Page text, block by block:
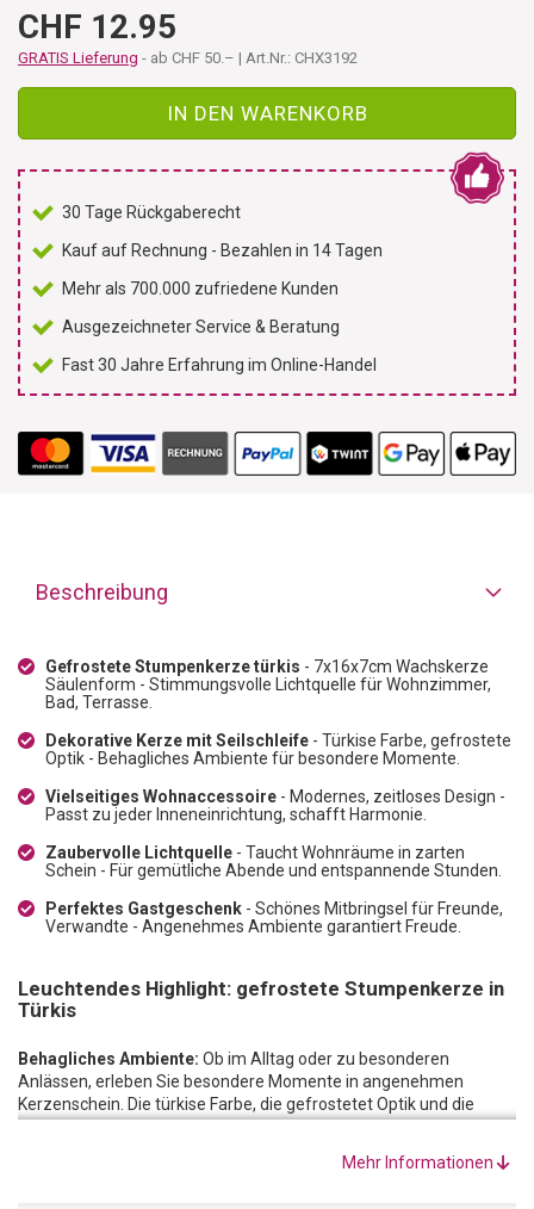
CHF 12.95
GRATIS Lieferung - ab CHF 50.– | Art.Nr.: CHX3192
IN DEN WARENKORB
30 Tage Rückgaberecht
Kauf auf Rechnung - Bezahlen in 14 Tagen
Mehr als 700.000 zufriedene Kunden
Ausgezeichneter Service & Beratung
Fast 30 Jahre Erfahrung im Online-Handel
Beschreibung
Gefrostete Stumpenkerze türkis - 7x16x7cm Wachskerze
Säulenform - Stimmungsvolle Lichtquelle für Wohnzimmer,
Bad, Terrasse.
Dekorative Kerze mit Seilschleife - Türkise Farbe, gefrostete
Optik - Behagliches Ambiente für besondere Momente.
Vielseitiges Wohnaccessoire - Modernes, zeitloses Design -
Passt zu jeder Inneneinrichtung, schafft Harmonie.
Zaubervolle Lichtquelle - Taucht Wohnräume in zarten
Schein - Für gemütliche Abende und entspannende Stunden.
Perfektes Gastgeschenk - Schönes Mitbringsel für Freunde,
Verwandte - Angenehmes Ambiente garantiert Freude.
Leuchtendes Highlight: gefrostete Stumpenkerze in
Türkis
Behagliches Ambiente: Ob im Alltag oder zu besonderen
Anlässen, erleben Sie besondere Momente in angenehmen
Kerzenschein. Die türkise Farbe, die gefrostetet Optik und die
volle Wirkung entfaltet: eine wunderschöne und zaubervolle
Mehr Informationen